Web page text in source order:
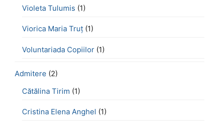
Violeta Tulumis (1)
Viorica Maria Truț (1)
Voluntariada Copiilor (1)
Admitere (2)
Cătălina Tirim (1)
Cristina Elena Anghel (1)